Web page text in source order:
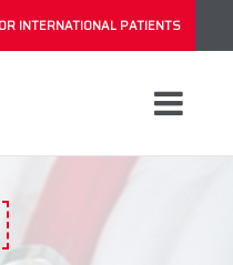
INTERNATIONAL PATIENTS